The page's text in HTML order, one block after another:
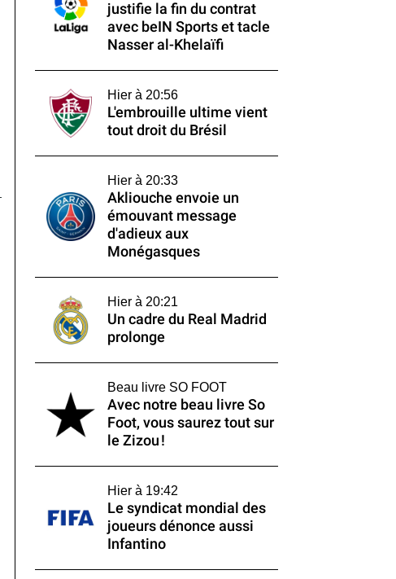
justifie la fin du contrat
avec beIN Sports et tacle
Nasser al-Khelaïfi
Hier à 20:56
L'embrouille ultime vient
tout droit du Brésil
Hier à 20:33
Akliouche envoie un
émouvant message
d'adieux aux
Monégasques
Hier à 20:21
Un cadre du Real Madrid
prolonge
Beau livre SO FOOT
Avec notre beau livre So
Foot, vous saurez tout sur
le Zizou !
Hier à 19:42
Le syndicat mondial des
joueurs dénonce aussi
Infantino